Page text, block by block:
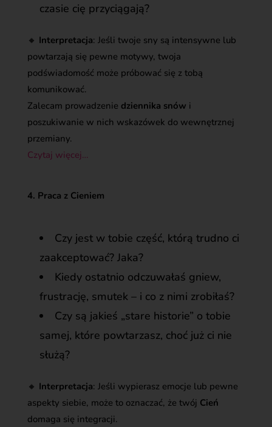
czasie cię przyciągają?
🔸 Interpretacja: Jeśli twoje sny są intensywne lub
powtarzają się pewne motywy, twoja
podświadomość może próbować się z tobą
komunikować.
Zalecam prowadzenie dziennika snów i
poszukiwanie w nich wskazówek do wewnętrznej
przemiany.
Czytaj więcej…
4. Praca z Cieniem
Czy jest w tobie część, którą trudno ci
zaakceptować? Jaka?
Kiedy ostatnio odczuwałaś gniew,
frustrację, smutek – i co z nimi zrobiłaś?
Czy są jakieś „stare historie” o tobie
samej, które powtarzasz, choć już ci nie
służą?
🔸 Interpretacja: Jeśli wypierasz emocje lub pewne
aspekty siebie, może to oznaczać, że twój Cień
domaga się integracji.